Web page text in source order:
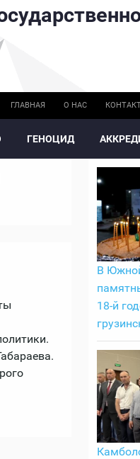
ГЛАВНАЯ О НАС
ГЕНОЦИД
В
18-й